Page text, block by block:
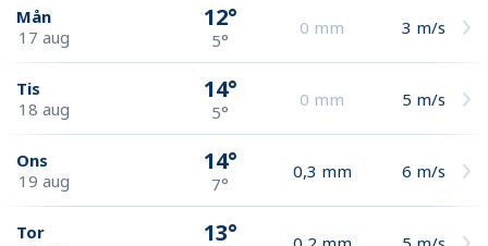
Mån
17 aug
12°
5°
0 mm 3 m/s
Tis
18 aug
14°
5°
0 mm 5 m/s
Ons
19 aug
14°
7°
0,3 mm 6 m/s
Tor
13°